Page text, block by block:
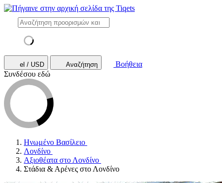
el / USD Αναζήτηση
Βοήθεια
Συνδέσου εδώ
Ηνωμένο Βασίλειο
Λονδίνο
Αξιοθέατα στο Λονδίνο
Στάδια & Αρένες στο Λονδίνο